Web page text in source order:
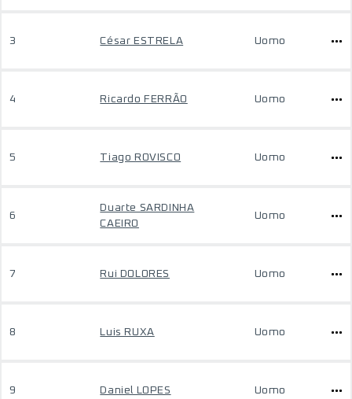
3 César ESTRELA Uomo
4 Ricardo FERRÃO Uomo
5 Tiago ROVISCO Uomo
6
Duarte SARDINHA
CAEIRO
Uomo
7 Rui DOLORES Uomo
8 Luis RUXA Uomo
9 Daniel LOPES Uomo